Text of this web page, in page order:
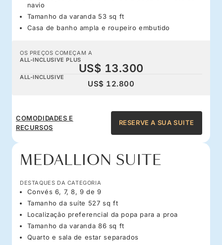
navio
Tamanho da varanda 53 sq ft
Casa de banho ampla e roupeiro embutido
OS PREÇOS COMEÇAM A
ALL-INCLUSIVE PLUS
US$ 13.300
ALL-INCLUSIVE
US$ 12.800
COMODIDADES E
RECURSOS
RESERVE A SUA SUITE
MEDALLION SUITE
DESTAQUES DA CATEGORIA
Convés 6, 7, 8, 9 de 9
Tamanho da suíte 527 sq ft
Localização preferencial da popa para a proa
Tamanho da varanda 86 sq ft
Quarto e sala de estar separados